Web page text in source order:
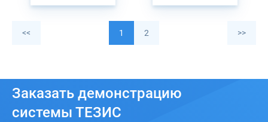
<< 1 2 >>
Заказать демонстрацию
системы ТЕЗИС